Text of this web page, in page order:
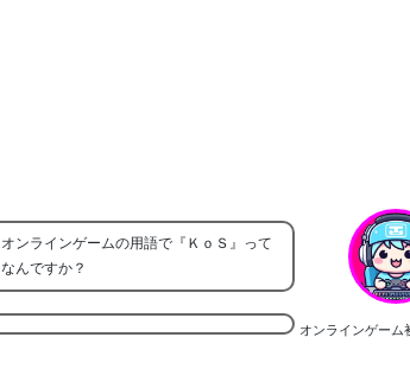
オンラインゲーム
オンラインゲームの用語で『ＫｏＳ』って
なんですか？